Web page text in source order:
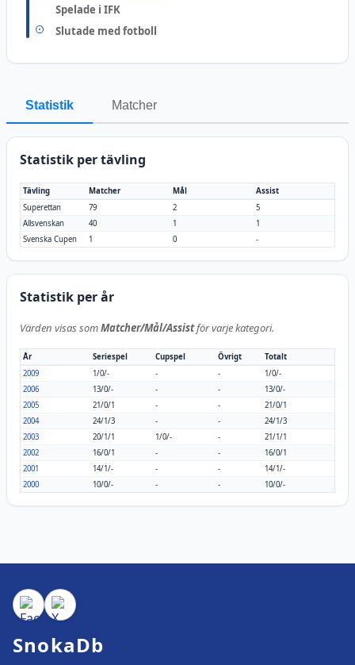
Spelade i IFK
Slutade med fotboll
Statistik Matcher
Statistik per tävling
Tävling Matcher Mål
Assist
Superettan
79 2
5
Allsvenskan
40 1
1
Svenska Cupen
1 0 -
Statistik per år
Värden visas somMatcher/Mål/Assistför varje kategori.
År Seriespel Cupspel Övrigt
Totalt
2009
1/0/- - -
1/0/-
2006
13/0/- - -
13/0/-
2005
21/0/1 - -
21/0/1
2004
24/1/3 - -
24/1/3
2003
20/1/1 1/0/- -
21/1/1
2002
16/0/1 - -
16/0/1
2001
14/1/- - -
14/1/-
2000
10/0/- - - 10/0/-
SnokaDb